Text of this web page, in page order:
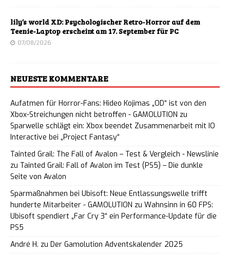
lily’s world XD: Psychologischer Retro-Horror auf dem
Teenie-Laptop erscheint am 17. September für PC
07/08/2026
NEUESTE KOMMENTARE
Aufatmen für Horror-Fans: Hideo Kojimas „OD“ ist von den
Xbox-Streichungen nicht betroffen - GAMOLUTION zu
Sparwelle schlägt ein: Xbox beendet Zusammenarbeit mit IO
Interactive bei „Project Fantasy“
Tainted Grail: The Fall of Avalon – Test & Vergleich - Newslinie
zu Tainted Grail: Fall of Avalon im Test (PS5) – Die dunkle
Seite von Avalon
Sparmaßnahmen bei Ubisoft: Neue Entlassungswelle trifft
hunderte Mitarbeiter - GAMOLUTION zu Wahnsinn in 60 FPS:
Ubisoft spendiert „Far Cry 3“ ein Performance-Update für die
PS5
André H. zu Der Gamolution Adventskalender 2025